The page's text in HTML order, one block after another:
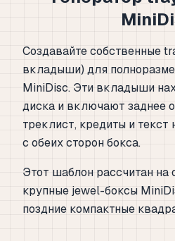
Создавайте собственные
вкладыши) для
MiniDisc. Эти вкладыши
диска и включают заднее
треклист, кредиты и
с обеих сторон бокса.
Этот шаблон рассчитан на
крупные jewel-боксы
поздние компактные